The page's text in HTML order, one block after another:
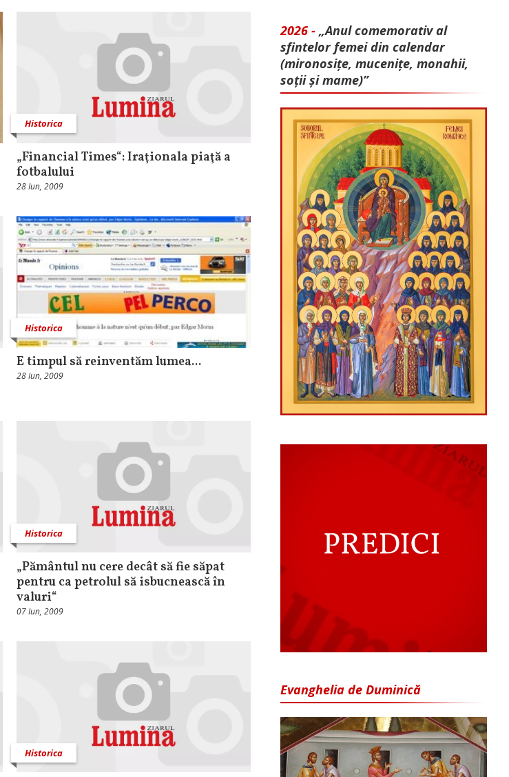
Historica
„Financial Times“: Iraţionala piaţă a
fotbalului
28 Iun, 2009
Historica
E timpul să reinventăm lumea...
28 Iun, 2009
Historica
„Pământul nu cere decât să fie săpat
pentru ca petrolul să isbucnească în
valuri“
07 Iun, 2009
Historica
2026 - „Anul comemorativ al
sfintelor femei din calendar
(mironosițe, mu­cenițe, monahii,
soții și mame)”
Evanghelia de Duminică